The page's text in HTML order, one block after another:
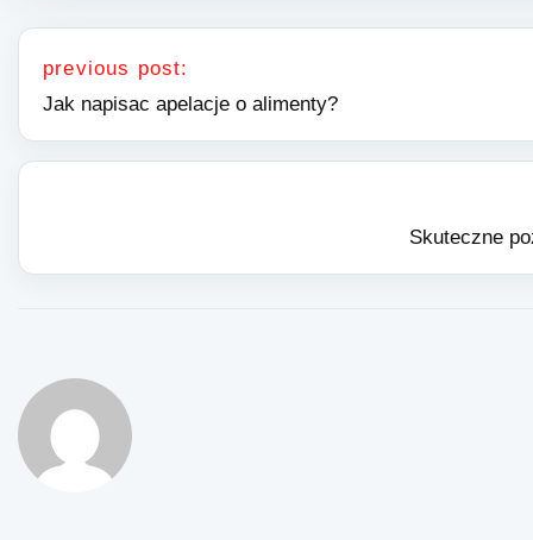
Nawigacja wpisu
previous post:
Jak napisac apelacje o alimenty?
Skuteczne